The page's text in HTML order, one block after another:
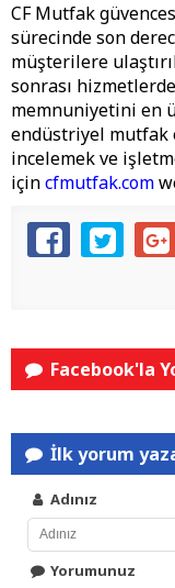
CF Mutfak
sürecinde son
müşterilere
sonrası
memnuniyetini en
endüstriyel
incelemek ve
içincfmutfak.com
Facebook'la
İlk yorum
Adınız
Yorumunuz